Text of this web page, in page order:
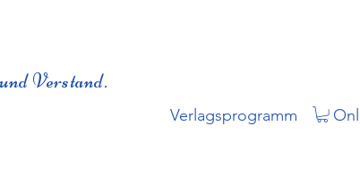
Verstand.
Verlagsprogramm